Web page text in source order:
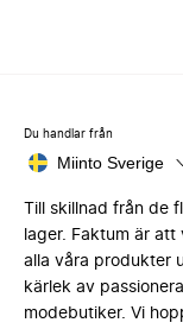
Du handlar från
Miinto Sverige
Till skillnad från de
lager. Faktum är
alla våra produkter
kärlek av
modebutiker. Vi